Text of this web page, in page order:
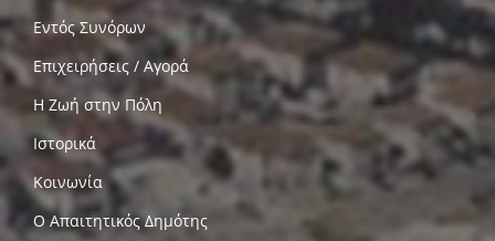
Εντός Συνόρων
Επιχειρήσεις / Αγορά
Η Ζωή στην Πόλη
Ιστορικά
Κοινωνία
Ο Απαιτητικός Δημότης